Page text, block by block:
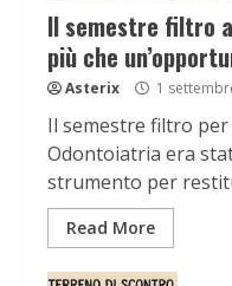
Il semestre filtro
più che
Asterix 1
Il semestre filtro per
Odontoiatria era
strumento per
Read More